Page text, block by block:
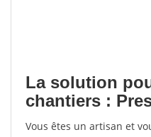
La solution
chantiers :
Vous êtes un artisan et